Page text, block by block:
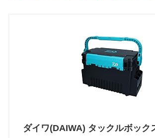
ダイワ(DAIWA) タックルボック